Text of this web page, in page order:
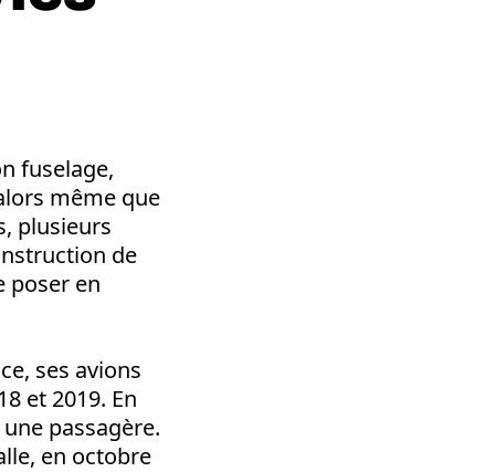
fuselage,
même que
plusieurs
de
poser en
ses avions
et 2019. En
passagère.
en octobre